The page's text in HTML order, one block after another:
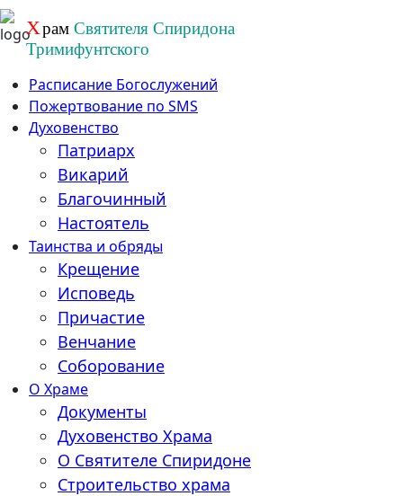
Перейти
к
содержанию
Храм Святителя Спиридона
Тримифунтского
Расписание Богослужений
Пожертвование по SMS
Духовенство
Патриарх
Викарий
Благочинный
Настоятель
Таинства и обряды
Крещение
Исповедь
Причастие
Венчание
Соборование
О Храме
Документы
Духовенство Храма
О Святителе Спиридоне
Строительство храма